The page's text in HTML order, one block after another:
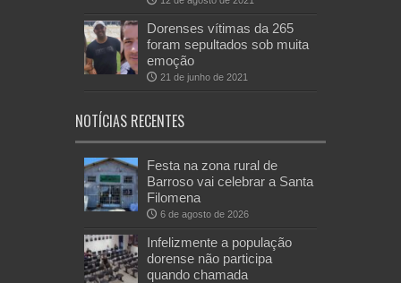
Dorenses vítimas da 265
foram sepultados sob muita
emoção
21 de junho de 2021
NOTÍCIAS RECENTES
Festa na zona rural de
Barroso vai celebrar a Santa
Filomena
6 de agosto de 2026
Infelizmente a população
dorense não participa
quando chamada